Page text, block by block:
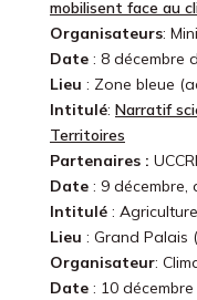
mobilisent face au
Organisateurs:
Date : 8 décembre
Lieu : Zone bleue
Intitulé: Narratif
Territoires
Partenaires :
Date : 9 décembre,
Intitulé :
Lieu : Grand Palais
Organisateur:
Date : 10